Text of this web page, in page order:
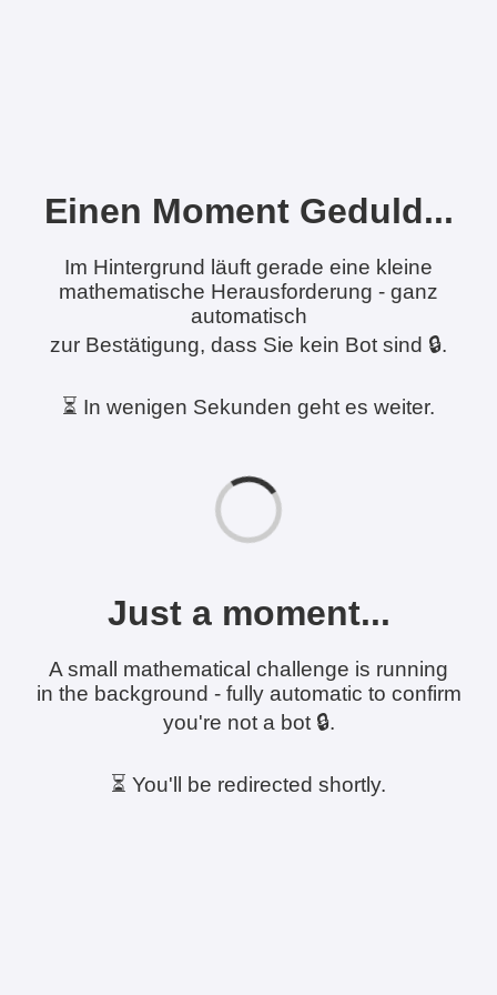
Einen Moment Geduld...
Im Hintergrund läuft gerade eine kleine
mathematische Herausforderung - ganz
automatisch
zur Bestätigung, dass Sie kein Bot sind 🔒.
⏳ In wenigen Sekunden geht es weiter.
Just a moment...
A small mathematical challenge is running
in the background - fully automatic to confirm
you're not a bot 🔒.
⏳ You'll be redirected shortly.